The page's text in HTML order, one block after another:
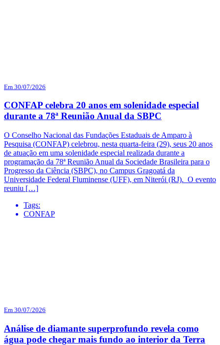
Em 30/07/2026
CONFAP celebra 20 anos em solenidade especial
durante a 78ª Reunião Anual da SBPC
O Conselho Nacional das Fundações Estaduais de Amparo à
Pesquisa (CONFAP) celebrou, nesta quarta-feira (29), seus 20 anos
de atuação em uma solenidade especial realizada durante a
programação da 78ª Reunião Anual da Sociedade Brasileira para o
Progresso da Ciência (SBPC), no Campus Gragoatá da
Universidade Federal Fluminense (UFF), em Niterói (RJ). O evento
reuniu […]
Tags:
CONFAP
Em 30/07/2026
Análise de diamante superprofundo revela como
água pode chegar mais fundo ao interior da Terra